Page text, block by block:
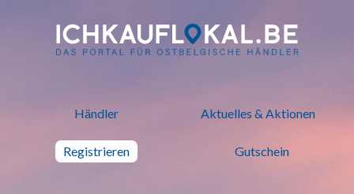
ich kauf lokal - Bei lokalen
Händler Aktuelles & Aktionen
Registrieren Gutschein